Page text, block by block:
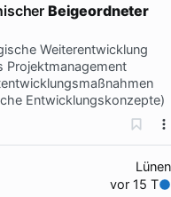
Beigeordneter
Weiterentwicklung
Projektmanagement
Entwicklungskonzepte)
Lünen
vor 15 T